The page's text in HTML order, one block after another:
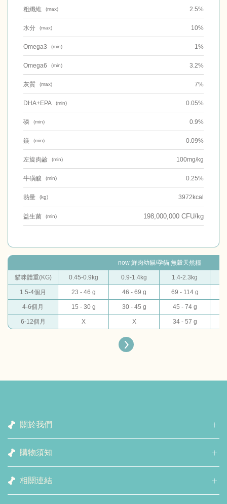
粗纖維 (max) 2.5%
水分 (max) 10%
Omega3 (min) 1%
Omega6 (min) 3.2%
灰質 (max) 7%
DHA+EPA (min) 0.05%
磷 (min) 0.9%
鎂 (min) 0.09%
左旋肉鹼 (min) 100mg/kg
牛磺酸 (min) 0.25%
熱量 (kg) 3972kcal
益生菌 (min) 198,000,000 CFU/kg
now 鮮肉幼貓/孕貓 無穀天然糧
貓咪體重(KG) 0.45-0.9kg 0.9-1.4kg 1.4-2.3kg
1.5-4個月 23 - 46 g 46 - 69 g 69 - 114 g
4-6個月 15 - 30 g 30 - 45 g 45 - 74 g
6-12個月 X X 34 - 57 g
關於我們
購物須知
相關連結